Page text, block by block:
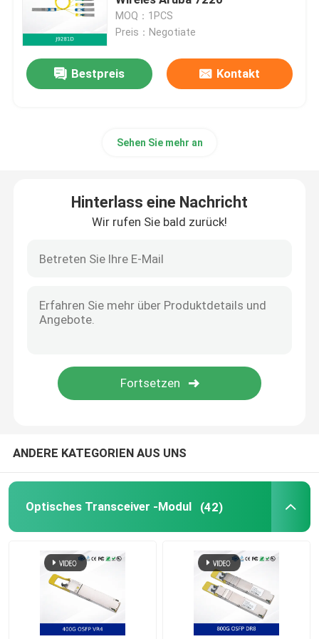
Optisches Transceiver -Modul
Mellanox-Netz-Schalter
Optischer Transceiver Mellanox
Nvidia-Netzwerk-Switch
NVIDIA-Netzwerkkarte
NVIDIA optischer Transceiver
Lizenz für Extreme Networks
Krawall-drahtlose Zugangspunkte
Krawall-Netz-Schalter
MOQ：1PCS
Preis：Negotiate
Bestpreis Kontakt
Sehen Sie mehr an
Hinterlass eine Nachricht
Wir rufen Sie bald zurück!
ANDERE KATEGORIEN AUS UNS
Optisches Transceiver -Modul (42)